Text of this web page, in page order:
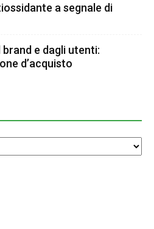
a segnale di
e dagli utenti:
d’acquisto